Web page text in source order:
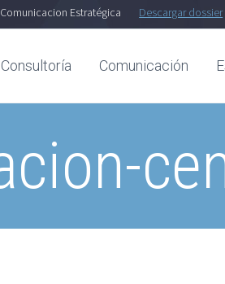
Estratégica Descargar dossier
Consultoría Comunicación